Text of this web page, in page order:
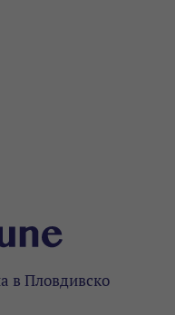
в Пловдивско